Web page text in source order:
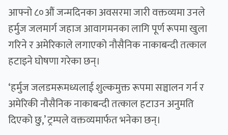
आफ्नो ८०औं जन्मदिनका अवसरमा जारी वक्तव्यमा उनले
हर्मुज जलमार्ग जहाज आवागमनका लागि पूर्ण रूपमा खुला
गरिने र अमेरिकाले लगाएको नौसैनिक नाकाबन्दी तत्काल
हटाइने घोषणा गरेका छन्।
‘हर्मुज जलडमरूमध्यलाई शुल्कमुक्त रूपमा सञ्चालन गर्न र
अमेरिकी नौसैनिक नाकाबन्दी तत्काल हटाउन अनुमति
दिएको छु,’ ट्रम्पले वक्तव्यमार्फत भनेका छन्।